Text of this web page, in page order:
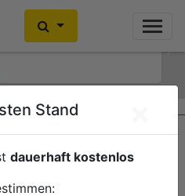
Jugendsprecherinnen
engagieren sich für
in der
Interaktive
ZERO! im
Stand
dauerhaft kostenlos